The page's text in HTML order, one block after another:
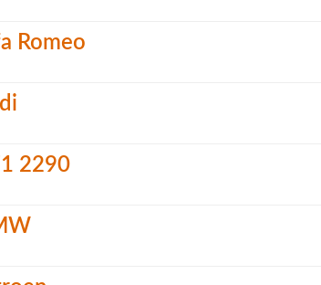
Romeo
2290